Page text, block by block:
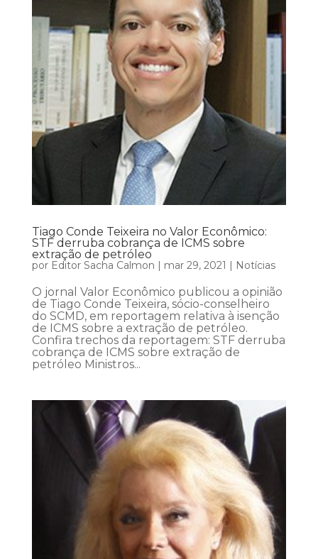
Tiago Conde Teixeira no Valor Econômico:
STF derruba cobrança de ICMS sobre
extração de petróleo
por Editor Sacha Calmon mar 29, 2021 Notícias
O jornal Valor Econômico publicou a opinião
de Tiago Conde Teixeira, sócio-conselheiro
do SCMD, em reportagem relativa à isenção
de ICMS sobre a extração de petróleo.
Confira trechos da reportagem: STF derruba
cobrança de ICMS sobre extração de
petróleo Ministros...